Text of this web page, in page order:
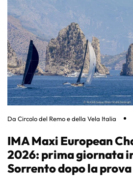
Da Circolo del Remo e della Vela Italia
IMA Maxi European
2026: prima giornata
Sorrento dopo la